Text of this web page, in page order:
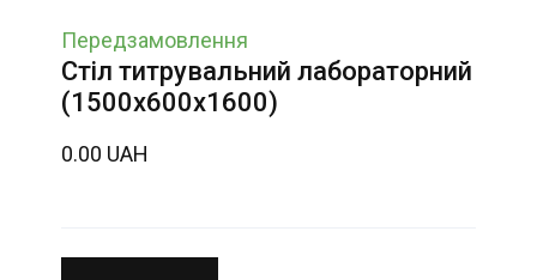
Передзамовлення
Стіл титрувальний лабораторний
(1500х600х1600)
0.00 UAH